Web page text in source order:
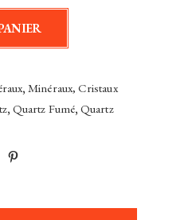
, Minéraux, Cristaux
, Quartz Fumé, Quartz